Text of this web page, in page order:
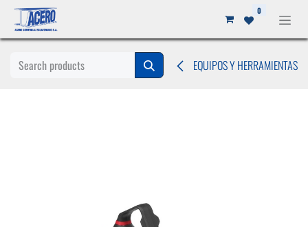
Ir al contenido 0
EQUIPOS Y HERRAMIENTAS